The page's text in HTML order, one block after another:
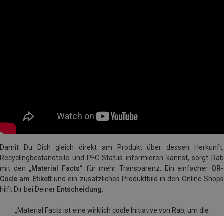
Damit Du Dich gleich direkt am Produkt über dessen Herkunft,
Recyclingbestandteile und PFC-Status informieren kannst, sorgt Rab
mit den „Material Facts“ für mehr Transparenz. Ein einfacher QR-
Code am Etikettund ein zusätzliches Produktbild in den Online Shops
hilft Dir bei Deiner Entscheidung
„Material Facts ist eine wirklich coole Initiative von Rab, um die